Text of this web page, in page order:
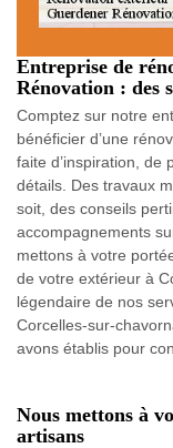
Entreprise de
Rénovation : des
Comptez sur notre
bénéficier d’une
faite d’inspiration, de
détails. Des travaux
soit, des conseils
accompagnements
mettons à votre
de votre extérieur à
légendaire de nos
Corcelles-sur-
avons établis pour
Nous mettons à
artisans